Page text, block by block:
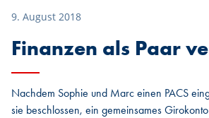
9. August 2018
Finanzen als Paar
Nachdem Sophie und Marc einen PACS
sie beschlossen, ein gemeinsames